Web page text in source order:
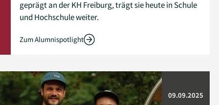
geprägt an der KH Freiburg, trägt sie heute in Schule
und Hochschule weiter.
Zum Alumnispotlight
09.09.2025